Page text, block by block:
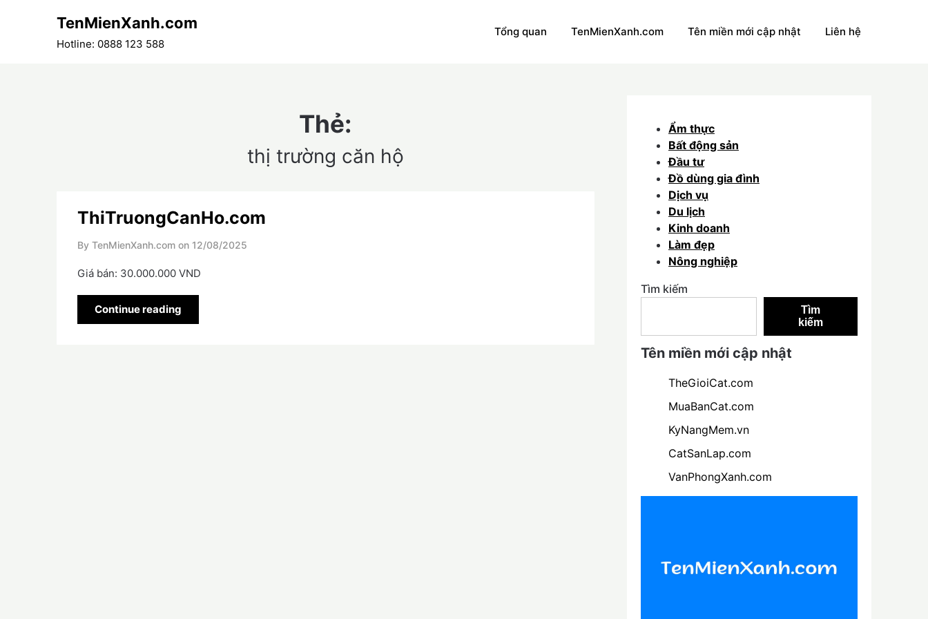
TenMienXanh.com
Hotline: 0888 123 588
Tổng quan TenMienXanh.com Tên miền mới cập nhật Liên hệ
Thẻ:
thị trường căn hộ
ThiTruongCanHo.com
By TenMienXanh.com on 12/08/2025
Giá bán: 30.000.000 VND
Continue reading
Ẩm thực
Bất động sản
Đầu tư
Đồ dùng gia đình
Dịch vụ
Du lịch
Kinh doanh
Làm đẹp
Nông nghiệp
Tìm kiếm
Tìm
kiếm
Tên miền mới cập nhật
TheGioiCat.com
MuaBanCat.com
KyNangMem.vn
CatSanLap.com
VanPhongXanh.com